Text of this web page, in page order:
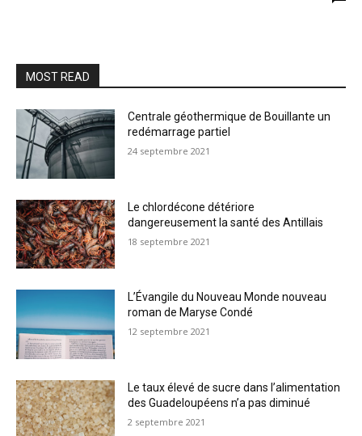
MOST READ
Centrale géothermique de Bouillante un
redémarrage partiel
24 septembre 2021
Le chlordécone détériore
dangereusement la santé des Antillais
18 septembre 2021
L’Évangile du Nouveau Monde nouveau
roman de Maryse Condé
12 septembre 2021
Le taux élevé de sucre dans l’alimentation
des Guadeloupéens n’a pas diminué
2 septembre 2021